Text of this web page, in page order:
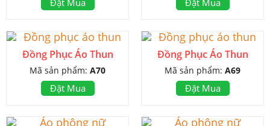
Đồng Phục Áo Thun
Mã sản phẩm: A70
Đặt Mua
Đồng Phục Áo Thun
Mã sản phẩm: A69
Đặt Mua